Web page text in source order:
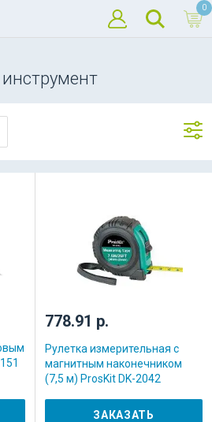
0
778.91 р.
Рулетка измерительная с
магнитным наконечником
(7,5 м) ProsKit DK-2042
ЗАКАЗАТЬ